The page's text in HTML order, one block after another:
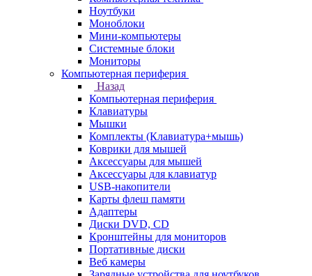
Ноутбуки
Моноблоки
Мини-компьютеры
Системные блоки
Мониторы
Компьютерная периферия
Назад
Компьютерная периферия
Клавиатуры
Мышки
Комплекты (Клавиатура+мышь)
Коврики для мышей
Аксессуары для мышей
Аксессуары для клавиатур
USB-накопители
Карты флеш памяти
Адаптеры
Диски DVD, CD
Кронштейны для мониторов
Портативные диски
Веб камеры